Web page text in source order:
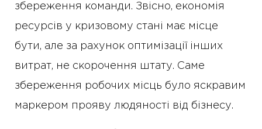
збереження команди. Звісно, економія
ресурсів у кризовому стані має місце
бути, але за рахунок оптимізації інших
витрат, не скорочення штату. Саме
збереження робочих місць було яскравим
маркером прояву людяності від бізнесу.